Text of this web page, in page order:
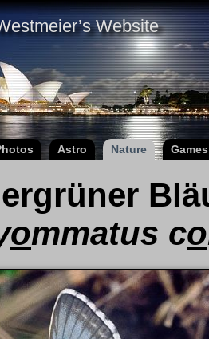
Website
Astro Nature Games
ommatus co